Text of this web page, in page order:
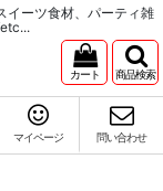
イーツ食材、パーティ雑
カート 商品検索
マイページ 問い合わせ